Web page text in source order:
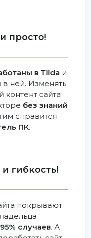
просто!
в Tilda и
ней. Изменять
контент сайта
без знаний
справится
ПК.
гибкость!
покрывают
случаев. А